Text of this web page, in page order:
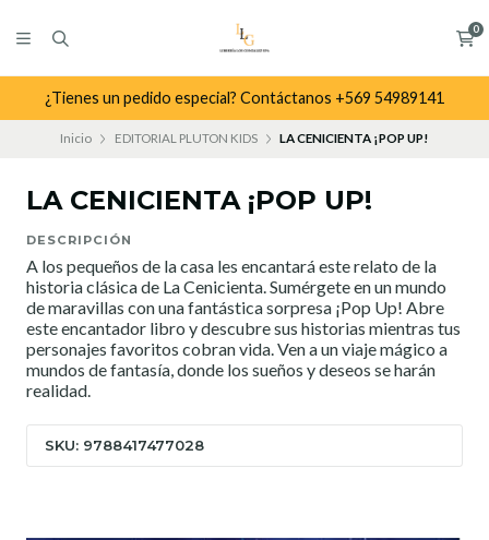
0
¿Tienes un pedido especial? Contáctanos +569 54989141
Inicio EDITORIAL PLUTON KIDS LA CENICIENTA ¡POP UP!
LA CENICIENTA ¡POP UP!
DESCRIPCIÓN
A los pequeños de la casa les encantará este relato de la
historia clásica de La Cenicienta. Sumérgete en un mundo
de maravillas con una fantástica sorpresa ¡Pop Up! Abre
este encantador libro y descubre sus historias mientras tus
personajes favoritos cobran vida. Ven a un viaje mágico a
mundos de fantasía, donde los sueños y deseos se harán
realidad.
SKU: 9788417477028